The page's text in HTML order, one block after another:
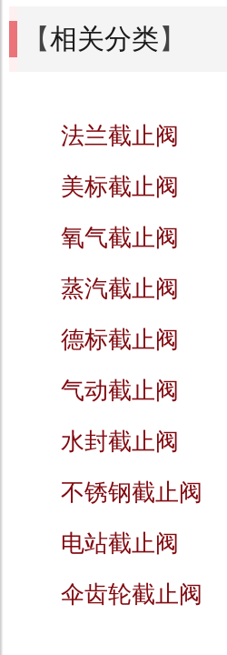
【相关分类】
法兰截止阀
美标截止阀
氧气截止阀
蒸汽截止阀
德标截止阀
气动截止阀
水封截止阀
不锈钢截止阀
电站截止阀
伞齿轮截止阀